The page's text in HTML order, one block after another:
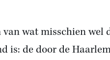
wat misschien wel
is: de door de